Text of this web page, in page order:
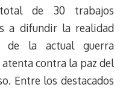
de 30 trabajos
a difundir la realidad
de la actual guerra
contra la paz del
Entre los destacados